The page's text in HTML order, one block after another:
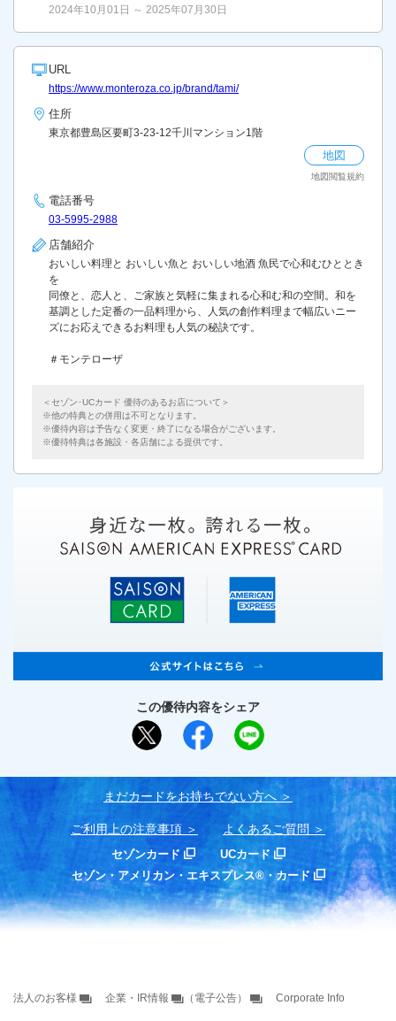
2024年10月01日 ～ 2025年07月30日
URL
https://www.monteroza.co.jp/brand/tami/
住所
東京都豊島区要町3-23-12千川マンション1階
地図
地図閲覧規約
電話番号
03-5995-2988
店舗紹介
おいしい料理と おいしい魚と おいしい地酒 魚民で心和むひととき
を
同僚と、恋人と、ご家族と気軽に集まれる心和む和の空間。和を
基調とした定番の一品料理から、人気の創作料理まで幅広いニー
ズにお応えできるお料理も人気の秘訣です。
＃モンテローザ
＜セゾン･UCカード 優待のあるお店について＞
他の特典との併用は不可となります。
優待内容は予告なく変更・終了になる場合がございます。
優待特典は各施設・各店舗による提供です。
この優待内容をシェア
まだカードをお持ちでない⽅へ
ご利用上の注意事項 よくあるご質問
セゾンカード
UCカード
セゾン・アメリカン・エキスプレス®・カード
法人のお客様 企業・IR情報 （電子公告） Corporate Info